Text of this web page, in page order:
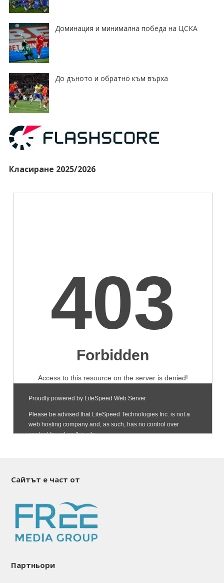
Доминация и минимална победа на ЦСКА
До дъното и обратно към върха
Класиране 2025/2026
Сайтът е част от
Партньори